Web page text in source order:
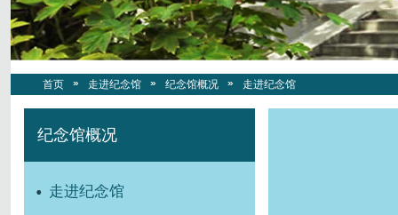
首页 走进纪念馆 纪念馆概况 走进纪念馆
纪念馆概况
走进纪念馆